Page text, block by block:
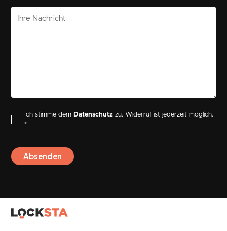
Ich stimme dem Datenschutz zu. Widerruf ist jederzeit möglich.
*